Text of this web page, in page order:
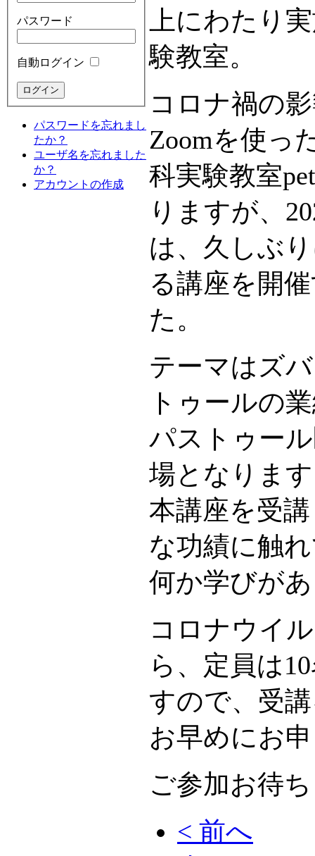
パスワード
自動ログイン
パスワードを忘れまし
たか？
ユーザ名を忘れました
か？
アカウントの作成
上にわたり
験教室。
コロナ禍の
Zoomを使っ
科実験教室
りますが、
は、久しぶ
る講座を開
た。
テーマはズ
トゥールの
パストゥー
場となりま
本講座を受
な功績に触
何か学びが
コロナウイ
ら、定員は
すので、受
お早めにお
ご参加お待
< 前へ